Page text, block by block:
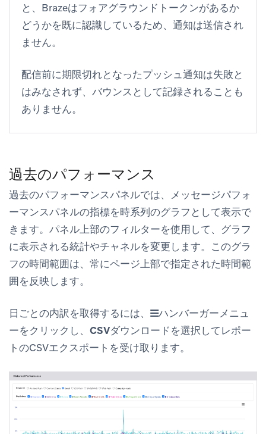
と、Brazeはフォアグラウンドトークンがあるか
どうかを既に認識しているため、通知は送信され
ません。
配信前に期限切れとなったプッシュ通知は失敗と
はみなされず、バウンスとして記録されることも
ありません。
過去のパフォーマンス
過去のパフォーマンスパネルでは、 メッセージパフォ
ーマンスパネルの指標を時系列のグラフとして表示で
きます。パネル上部のフィルターを使用して、グラフ
に表示される統計やチャネルを変更します。このグラ
フの時間範囲は、常にページ上部で指定された時間範
囲を反映します。
日ごとの内訳を取得するには、
ハンバーガーメニュ
ーをクリックし、 CSVダウンロードを選択してレポー
トのCSVエクスポートを受け取ります。